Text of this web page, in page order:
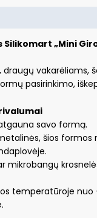
„Mini
draugų
pasirinkimo,
savo formą.
šios
mikrobangų
temperatūroje nuo